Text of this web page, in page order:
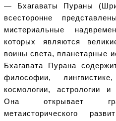
— Бхагаваты Пураны
всесторонне
мистериальные
которых являются
воины света, планетарные
Бхагавата Пурана
философии,
космологии, астрологии
Она открывает
метаисторического